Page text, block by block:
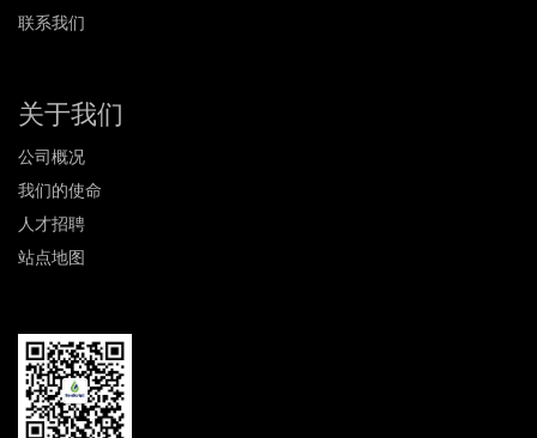
联系我们
关于我们
公司概况
我们的使命
人才招聘
站点地图